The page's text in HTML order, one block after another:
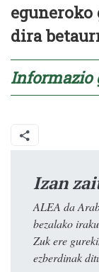
dira
Informazio
Izan
ALEA da
bezalako
Zuk ere
ezberdinak